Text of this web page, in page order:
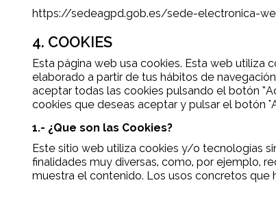
https://sedeagpd.gob.es/sede-electronica-
4. COOKIES
Esta página web usa cookies. Esta web utiliza
elaborado a partir de tus hábitos de
aceptar todas las cookies pulsando el botón
cookies que deseas aceptar y pulsar el botón
1.- ¿Que son las Cookies?
Este sitio web utiliza cookies y/o tecnologías
finalidades muy diversas, como, por ejemplo,
muestra el contenido. Los usos concretos